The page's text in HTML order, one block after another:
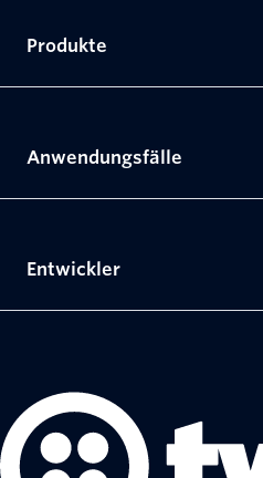
Produkte
Anwendungsfälle
Entwickler